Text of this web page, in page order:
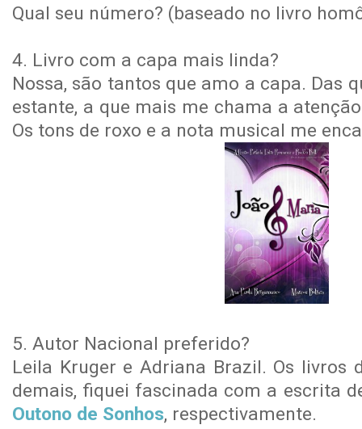
Qual seu número? (baseado no livro
4. Livro com a capa mais linda?
Nossa, são tantos que amo a capa. Das
estante, a que mais me chama a
Os tons de roxo e a nota musical me
5. Autor Nacional preferido?
Leila Kruger e Adriana Brazil. Os livros
demais, fiquei fascinada com a escrita
Outono de Sonhos, respectivamente.